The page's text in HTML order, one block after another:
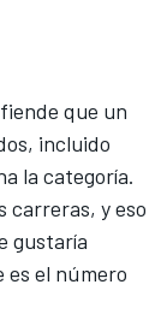
que un
incluido
la categoría.
carreras, y eso
gustaría
es el número